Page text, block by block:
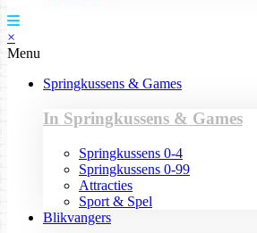
×
Menu
Springkussens & Games
In Springkussens & Games
Springkussens 0-4
Springkussens 0-99
Attracties
Sport & Spel
Blikvangers